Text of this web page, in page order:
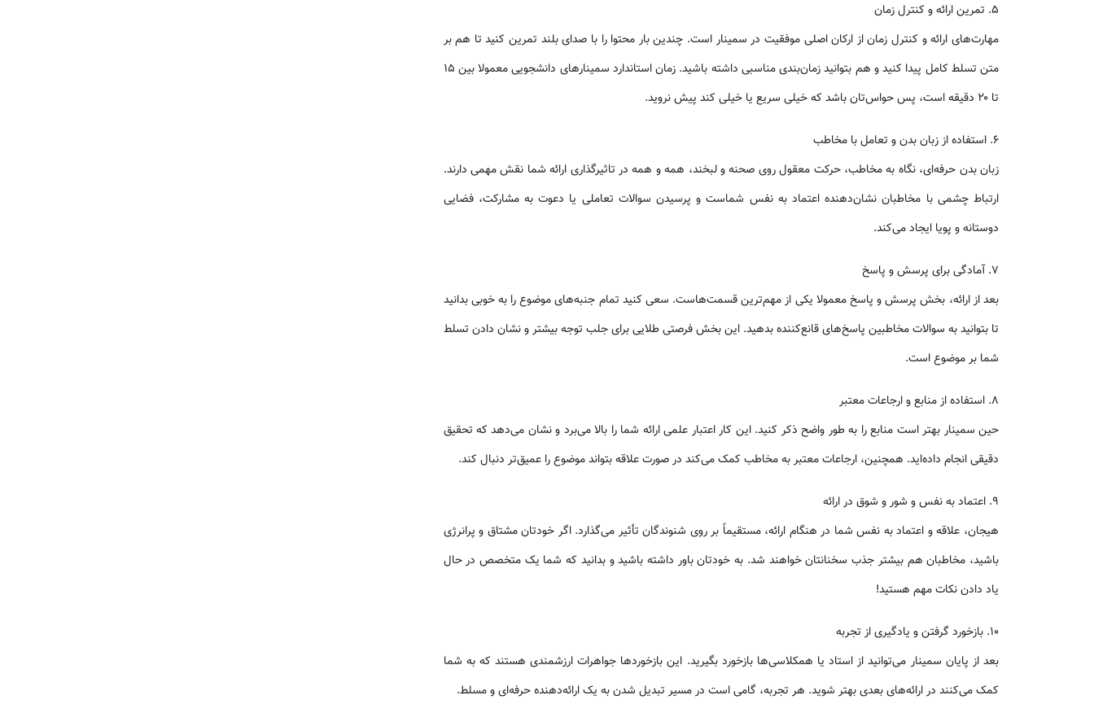
۵. تمرین ارائه و کنترل زمان
مهارت‌های ارائه و کنترل زمان از ارکان اصلی موفقیت در سمینار است. چندین بار محتوا را با صدای بلند تمرین کنید تا هم بر
متن تسلط کامل پیدا کنید و هم بتوانید زمان‌بندی مناسبی داشته باشید. زمان استاندارد سمینارهای دانشجویی معمولا بین ۱۵
تا ۲۰ دقیقه است، پس حواس‌تان باشد که خیلی سریع یا خیلی کند پیش نروید.
۶. استفاده از زبان بدن و تعامل با مخاطب
زبان بدن حرفه‌ای، نگاه به مخاطب، حرکت معقول روی صحنه و لبخند، همه و همه در تاثیرگذاری ارائه شما نقش مهمی دارند.
ارتباط چشمی با مخاطبان نشان‌دهنده اعتماد به نفس شماست و پرسیدن سوالات تعاملی یا دعوت به مشارکت، فضایی
دوستانه و پویا ایجاد می‌کند.
۷. آمادگی برای پرسش و پاسخ
بعد از ارائه، بخش پرسش و پاسخ معمولا یکی از مهم‌ترین قسمت‌هاست. سعی کنید تمام جنبه‌های موضوع را به خوبی بدانید
تا بتوانید به سوالات مخاطبین پاسخ‌های قانع‌کننده بدهید. این بخش فرصتی طلایی برای جلب توجه بیشتر و نشان دادن تسلط
شما بر موضوع است.
۸. استفاده از منابع و ارجاعات معتبر
حین سمینار بهتر است منابع را به طور واضح ذکر کنید. این کار اعتبار علمی ارائه شما را بالا می‌برد و نشان‌ می‌دهد که تحقیق
دقیقی انجام داده‌اید. همچنین، ارجاعات معتبر به مخاطب کمک می‌کند در صورت علاقه بتواند موضوع را عمیق‌تر دنبال کند.
۹. اعتماد به نفس و شور و شوق در ارائه
هیجان، علاقه و اعتماد به نفس شما در هنگام ارائه، مستقیماً بر روی شنوندگان تأثیر می‌گذارد. اگر خودتان مشتاق و پرانرژی
باشید، مخاطبان هم بیشتر جذب سخنانتان خواهند شد. به خودتان باور داشته باشید و بدانید که شما یک متخصص در حال
یاد دادن نکات مهم هستید!
۱۰. بازخورد گرفتن و یادگیری از تجربه
بعد از پایان سمینار می‌توانید از استاد یا همکلاسی‌ها بازخورد بگیرید. این بازخوردها جواهرات ارزشمندی هستند که به شما
کمک می‌کنند در ارائه‌های بعدی بهتر شوید. هر تجربه، گامی است در مسیر تبدیل شدن به یک ارائه‌دهنده حرفه‌ای و مسلط.